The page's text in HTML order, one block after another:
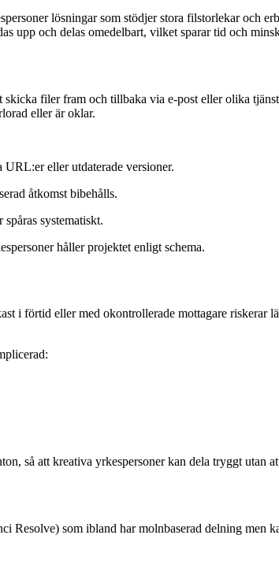
lösningar som stödjer stora filstorlekar och
upp och delas omedelbart, vilket sparar tid och
filer fram och tillbaka via e-post eller olika
eller är oklar.
eller utdaterade versioner.
åtkomst bibehålls.
systematiskt.
håller projektet enligt schema.
i förtid eller med okontrollerade mottagare riskerar
så att kreativa yrkespersoner kan dela tryggt utan
som ibland har molnbaserad delning men